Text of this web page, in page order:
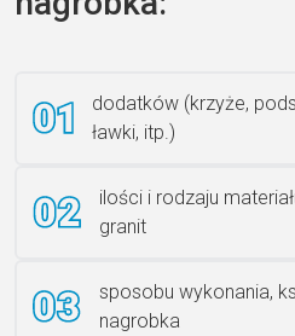
Książka 2
Ławka
dodatków (krzyże,
ławki, itp.)
ilości i rodzaju
granit
sposobu wykonania,
nagrobka